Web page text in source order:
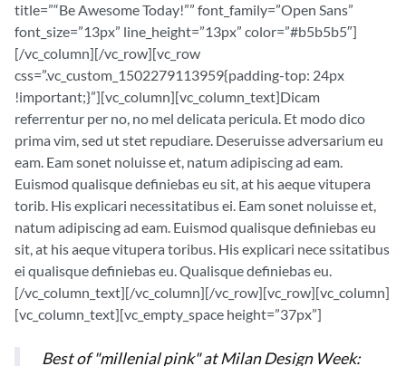
title=”“Be Awesome Today!”” font_family=”Open Sans”
font_size=”13px” line_height=”13px” color=”#b5b5b5″]
[/vc_column][/vc_row][vc_row
css=”.vc_custom_1502279113959{padding-top: 24px
!important;}”][vc_column][vc_column_text]Dicam
referrentur per no, no mel delicata pericula. Et modo dico
prima vim, sed ut stet repudiare. Deseruisse adversarium eu
eam. Eam sonet noluisse et, natum adipiscing ad eam.
Euismod qualisque definiebas eu sit, at his aeque vitupera
torib. His explicari necessitatibus ei. Eam sonet noluisse et,
natum adipiscing ad eam. Euismod qualisque definiebas eu
sit, at his aeque vitupera toribus. His explicari nece ssitatibus
ei qualisque definiebas eu. Qualisque definiebas eu.
[/vc_column_text][/vc_column][/vc_row][vc_row][vc_column]
[vc_column_text][vc_empty_space height=”37px”]
Best of "millenial pink" at Milan Design Week: